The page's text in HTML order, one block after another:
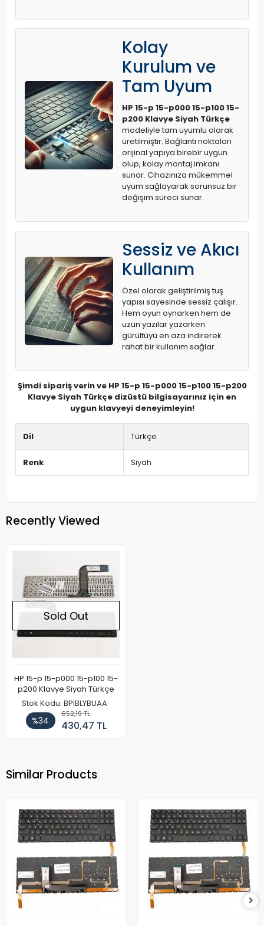
Kolay
Kurulum ve
Tam Uyum
HP 15-p 15-p000 15-p100 15-
p200 Klavye Siyah Türkçe
modeliyle tam uyumlu olarak
üretilmiştir. Bağlantı noktaları
orijinal yapıya birebir uygun
olup, kolay montaj imkanı
sunar. Cihazınıza mükemmel
uyum sağlayarak sorunsuz bir
değişim süreci sunar.
Sessiz ve Akıcı
Kullanım
Özel olarak geliştirilmiş tuş
yapısı sayesinde sessiz çalışır.
Hem oyun oynarken hem de
uzun yazılar yazarken
gürültüyü en aza indirerek
rahat bir kullanım sağlar.
Şimdi sipariş verin ve HP 15-p 15-p000 15-p100 15-p200
Klavye Siyah Türkçe dizüstü bilgisayarınız için en
uygun klavyeyi deneyimleyin!
Dil Türkçe
Renk Siyah
Recently Viewed
Sold Out
HP 15-p 15-p000 15-p100 15-
p200 Klavye Siyah Türkçe
Stok Kodu: BPIBLYBUAA
%34
652,19 TL
430,47 TL
Similar Products